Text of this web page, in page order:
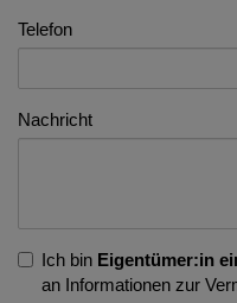
Telefon
Nachricht
Ich bin Eigentümer:in
an Informationen zur